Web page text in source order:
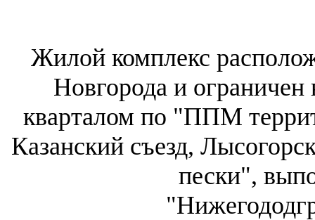
Жилой комплекс
Новгорода и
кварталом по "ППМ
Казанский съезд,
пески",